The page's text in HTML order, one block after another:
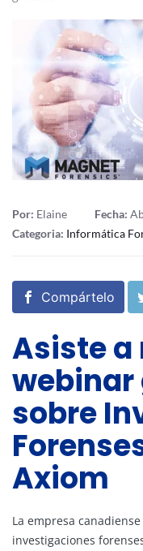
Por: Elaine Fecha:
Categoria: Informática
Compártelo
Asiste a
sobre
Axiom
La empresa canadiense
investigaciones